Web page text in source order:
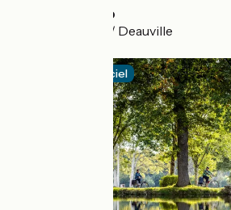
La Seine à Vélo
Paris > Le Havre / Deauville
Itinéraire officiel